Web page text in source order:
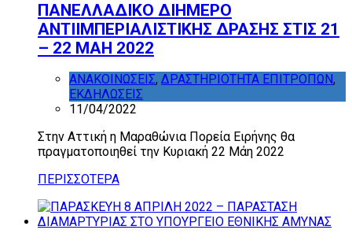
ΠΑΝΕΛΛΑΔΙΚΟ ΔΙΗΜΕΡΟ
ΑΝΤΙΙΜΠΕΡΙΑΛΙΣΤΙΚΗΣ ΔΡΑΣΗΣ ΣΤΙΣ 21
– 22 ΜΑΗ 2022
ΑΝΑΚΟΙΝΩΣΕΙΣ, ΔΡΑΣΤΗΡΙΟΤΗΤΑ ΕΠΙΤΡΟΠΩΝ,
ΕΚΔΗΛΩΣΕΙΣ
11/04/2022
Στην Αττική η Μαραθώνια Πορεία Ειρήνης θα
πραγματοποιηθεί την Κυριακή 22 Μάη 2022
ΠΕΡΙΣΣΟΤΕΡΑ